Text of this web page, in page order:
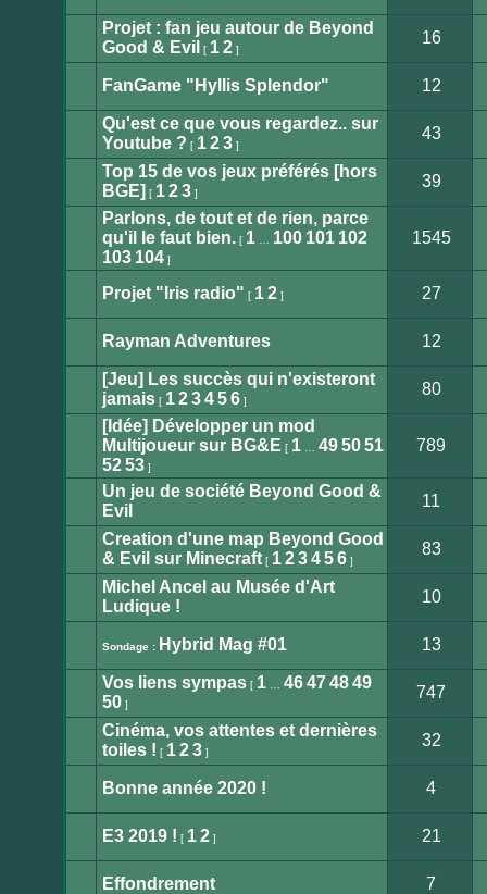
message
non
Aucun
message
non
Projet : fan jeu autour de Beyond
Good & Evil
[ 1 2]
16
message
non
FanGame "Hyllis Splendor" 12
Aucun
message
Qu'est ce que vous regardez.. sur
Youtube ? [ 1 2 3]
43
Aucun
message
non
Top 15 de vos jeux préférés [hors
BGE] [ 1 2 3]
39
Aucun
message
Parlons, de tout et de rien, parce
qu'il le faut bien.[ 1… 100 101 102
103 104]
1545
message
non
Projet "Iris radio" [ 1 2] 27
message
non
Rayman Adventures 12
Aucun
message
[Jeu] Les succès qui n'existeront
jamais[ 1 2 3 4 5 6]
80
Aucun
message
non
[Idée] Développer un mod
Multijoueur sur BG&E [ 1… 49 50 51
52 53]
789
Aucun
message
non
Un jeu de société Beyond Good &
Evil
11
Aucun
message
non
Creation d'une map Beyond Good
& Evil sur Minecraft[ 1 2 3 4 5 6]
83
Aucun
message
Michel Ancel au Musée d'Art
Ludique !
10
message
non
Sondage : Hybrid Mag #01 13
Aucun
message
non
Vos liens sympas[ 1… 46 47 48 49
50]
747
Aucun
message
non
Cinéma, vos attentes et dernières
toiles ! [ 1 2 3]
32
message
non
Bonne année 2020 ! 4
message
non
E3 2019 ! [ 1 2] 21
Effondrement 7